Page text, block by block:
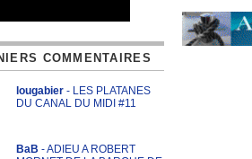
COMMENTAIRES
lougabier - LES PLATANES
DU CANAL DU MIDI #11
BaB - ADIEU A ROBERT